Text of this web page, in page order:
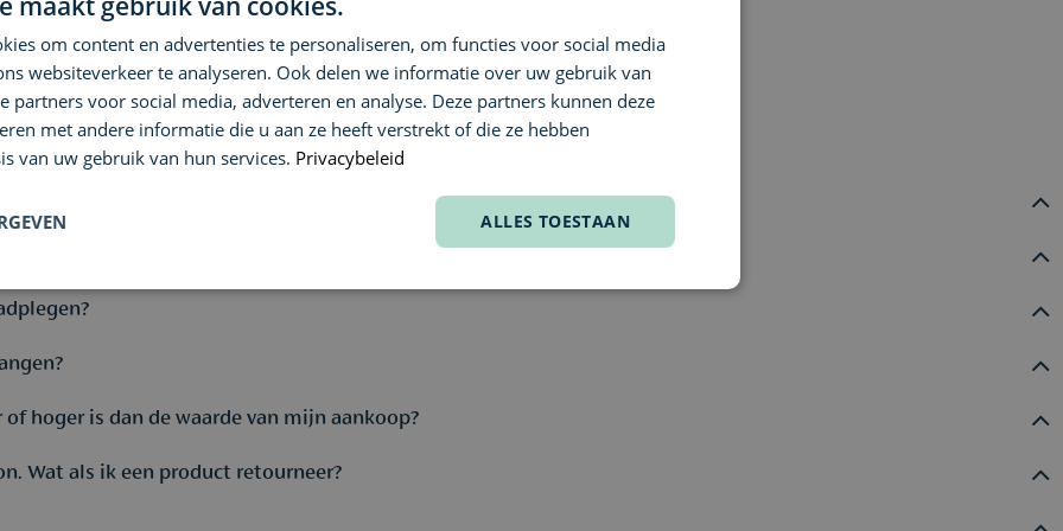
relatie.
Wijnegem, Hove en bij Skin Expertise Parfuma.
geschenkbon gewoon online.
vak tijdens de eerste of laatste stap van de betaalpagina.
account aanmaakt.
nummer toevoegt en selecteert dat je graag een factuur wenst, stuurt ons systeem automatisch een factuur via e-mail na
– onze mails durven daar soms in te belanden.
hoger is dan de waarde van mijn aankoop?
geschenkbon? Dan blijft het restbedrag gewoon op je geschenkbon staan
geschenkbon
Wat als ik een product retourneer?
DUTCH
ENGLISH
om content en advertenties te personaliseren, om functies voor social media
websiteverkeer te analyseren. Ook delen we informatie over uw gebruik van
partners voor social media, adverteren en analyse. Deze partners kunnen deze
met andere informatie die u aan ze heeft verstrekt of die ze hebben
van uw gebruik van hun services. Privacybeleid
ALLES TOESTAAN